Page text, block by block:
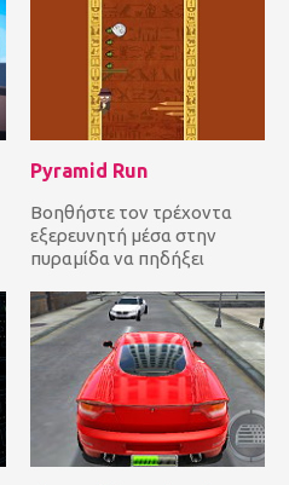
Pyramid Run
Βοηθήστε τον τρέχοντα
εξερευνητή μέσα στην
πυραμίδα να πηδήξει
συλλέγοντας διαμάν...